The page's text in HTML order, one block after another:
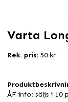
Varta
Rek. pris: 50 kr
ÅF info: säljs i 10